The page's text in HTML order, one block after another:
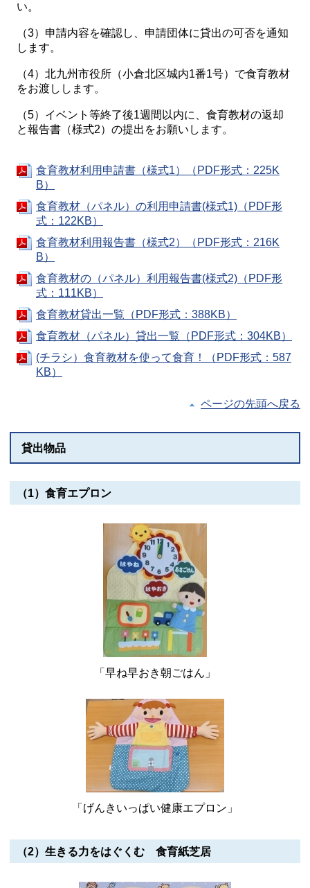
い。
（3）申請内容を確認し、申請団体に貸出の可否を通知
します。
（4）北九州市役所（小倉北区城内1番1号）で食育教材
をお渡しします。
（5）イベント等終了後1週間以内に、食育教材の返却
と報告書（様式2）の提出をお願いします。
食育教材利用申請書（様式1）（PDF形式：225K
B）
食育教材（パネル）の利用申請書(様式1)（PDF形
式：122KB）
食育教材利用報告書（様式2）（PDF形式：216K
B）
食育教材の（パネル）利用報告書(様式2)（PDF形
式：111KB）
食育教材貸出一覧（PDF形式：388KB）
食育教材（パネル）貸出一覧（PDF形式：304KB）
(チラシ）食育教材を使って食育！（PDF形式：587
KB）
ページの先頭へ戻る
貸出物品
（1）食育エプロン
「早ね早おき朝ごはん」
「げんきいっぱい健康エプロン」
（2）生きる力をはぐくむ 食育紙芝居